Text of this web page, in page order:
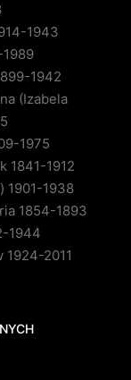
1943
1989
1942
(Izabela
1975
1841-1912
1901-1938
1854-1893
1944
1924-2011